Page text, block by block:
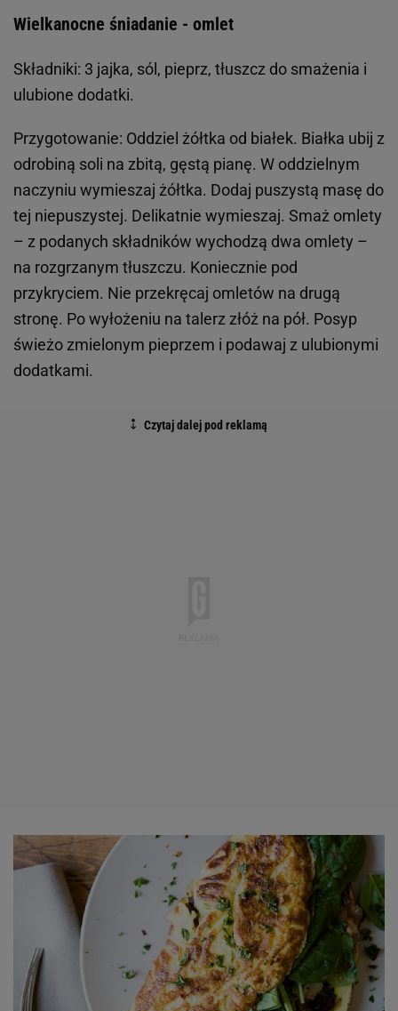
Wielkanocne śniadanie - omlet
Składniki: 3 jajka, sól, pieprz, tłuszcz do smażenia i
ulubione dodatki.
Przygotowanie: Oddziel żółtka od białek. Białka ubij z
odrobiną soli na zbitą, gęstą pianę. W oddzielnym
naczyniu wymieszaj żółtka. Dodaj puszystą masę do
tej niepuszystej. Delikatnie wymieszaj. Smaż omlety
– z podanych składników wychodzą dwa omlety –
na rozgrzanym tłuszczu. Koniecznie pod
przykryciem. Nie przekręcaj omletów na drugą
stronę. Po wyłożeniu na talerz złóż na pół. Posyp
świeżo zmielonym pieprzem i podawaj z ulubionymi
dodatkami.